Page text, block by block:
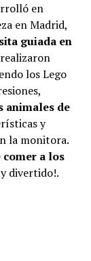
en
en Madrid,
guiada en
los Lego
animales de
y
la monitora.
a los
divertido!.